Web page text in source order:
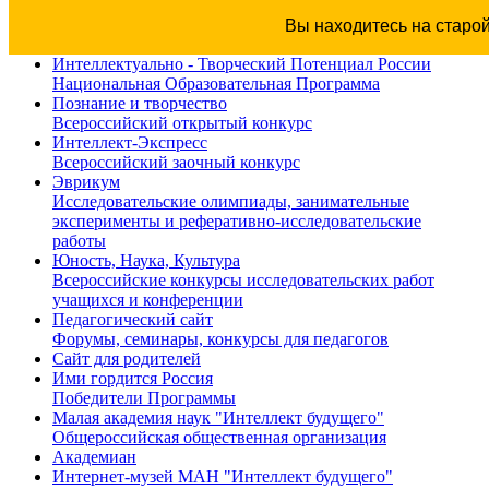
Вы находитесь на
Интеллектуально - Творческий Потенциал России
Национальная Образовательная Программа
Познание и творчество
Всероссийский открытый конкурс
Интеллект-Экспресс
Всероссийский заочный конкурс
Эврикум
Исследовательские олимпиады, занимательные
эксперименты и реферативно-исследовательские
работы
Юность, Наука, Культура
Всероссийские конкурсы исследовательских работ
учащихся и конференции
Педагогический сайт
Форумы, семинары, конкурсы для педагогов
Сайт для родителей
Ими гордится Россия
Победители Программы
Малая академия наук "Интеллект будущего"
Общероссийская общественная организация
Академиан
Интернет-музей МАН "Интеллект будущего"